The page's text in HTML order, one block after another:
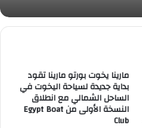
مارينا يخوت بورتو مارينا تقود
بداية جديدة لسياحة اليخوت في
الساحل الشمالي مع انطلاق
النسخة الأولى من Egypt Boat
Club